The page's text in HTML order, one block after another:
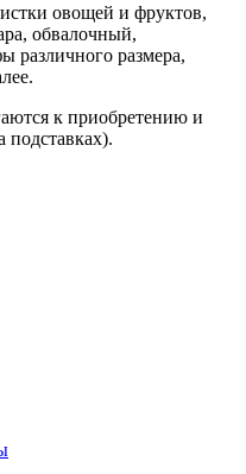
овощей и фруктов,
обвалочный,
различного размера,
к приобретению и
подставках).